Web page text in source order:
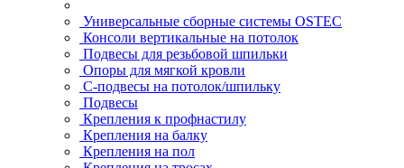
Универсальные сборные системы OSTEC
Консоли вертикальные на потолок
Подвесы для резьбовой шпильки
Опоры для мягкой кровли
С-подвесы на потолок/шпильку
Подвесы
Крепления к профнастилу
Крепления на балку
Крепления на пол